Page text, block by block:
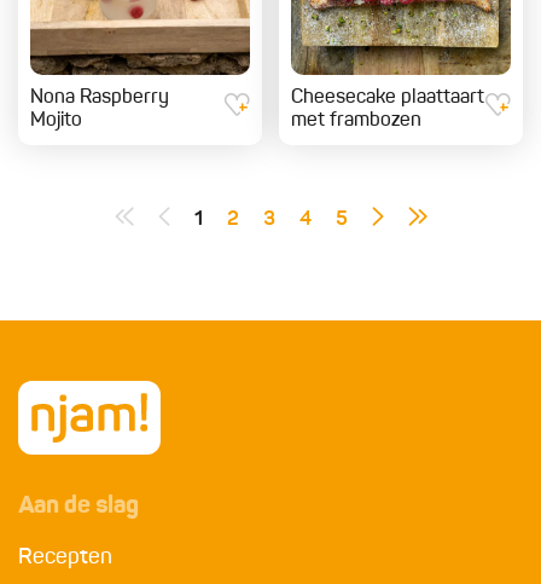
Nona Raspberry
Mojito
Cheesecake plaattaart
met frambozen
1 2 3 4 5
Aan de slag
Recepten